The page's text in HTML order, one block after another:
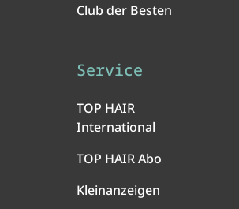
Club der Besten
Service
TOP HAIR
International
TOP HAIR Abo
Kleinanzeigen